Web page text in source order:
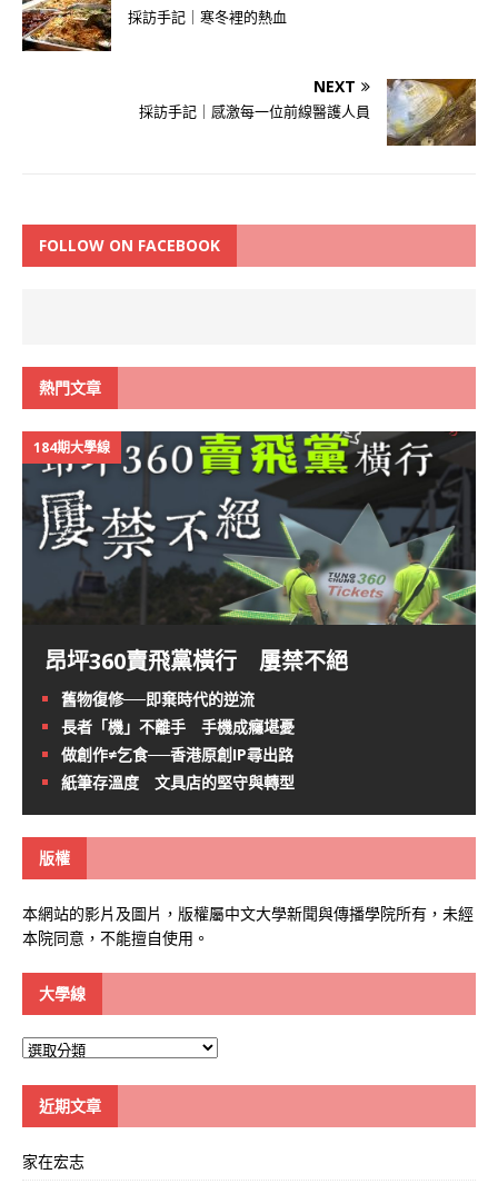
採訪手記｜寒冬裡的熱血
NEXT
採訪手記｜感激每一位前線醫護人員
FOLLOW ON FACEBOOK
熱門文章
184期大學線
昂坪360賣飛黨橫行 屢禁不絕
舊物復修──即棄時代的逆流
長者「機」不離手 手機成癮堪憂
做創作≠乞食──香港原創IP尋出路
紙筆存溫度 文具店的堅守與轉型
版權
本網站的影片及圖片，版權屬中文大學新聞與傳播學院所有，未經
本院同意，不能擅自使用。
大學線
大
近期文章
家在宏志